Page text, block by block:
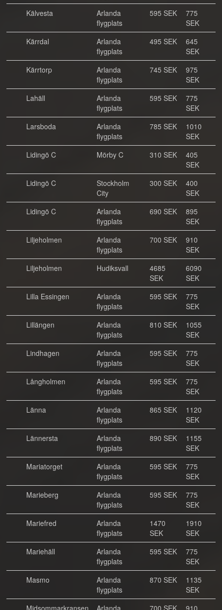
Kälvesta
Arlanda
flygplats
595 SEK
775
SEK
Kärrdal
Arlanda
flygplats
495 SEK
645
SEK
Kärrtorp
Arlanda
flygplats
745 SEK
975
SEK
Lahäll
Arlanda
flygplats
595 SEK
775
SEK
Larsboda
Arlanda
flygplats
785 SEK
1010
SEK
Lidingö C
Mörby C 310 SEK
405
SEK
Lidingö C
Stockholm
City
300 SEK
400
SEK
Lidingö C
Arlanda
flygplats
690 SEK
895
SEK
Liljeholmen
Arlanda
flygplats
700 SEK
910
SEK
Liljeholmen
Hudiksvall
4685
SEK
6090
SEK
Lilla Essingen
Arlanda
flygplats
595 SEK
775
SEK
Lillängen
Arlanda
flygplats
810 SEK
1055
SEK
Lindhagen
Arlanda
flygplats
595 SEK
775
SEK
Långholmen
Arlanda
flygplats
595 SEK
775
SEK
Länna
Arlanda
flygplats
865 SEK
1120
SEK
Lännersta
Arlanda
flygplats
890 SEK
1155
SEK
Mariatorget
Arlanda
flygplats
595 SEK
775
SEK
Marieberg
Arlanda
flygplats
595 SEK
775
SEK
Mariefred
Arlanda
flygplats
1470
SEK
1910
SEK
Mariehäll
Arlanda
flygplats
595 SEK
775
SEK
Masmo
Arlanda
flygplats
870 SEK
1135
SEK
Midsommarkransen
Arlanda 700 SEK 910